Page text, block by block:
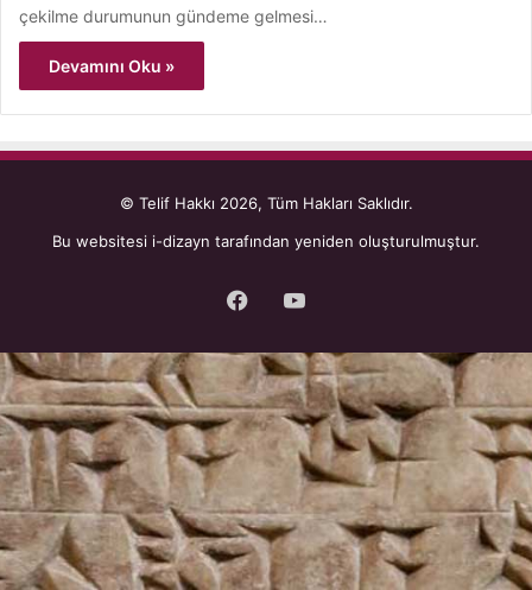
çekilme durumunun gündeme gelmesi…
Devamını Oku »
© Telif Hakkı 2026, Tüm Hakları Saklıdır.
Bu websitesi i-dizayn tarafından yeniden oluşturulmuştur.
Facebook